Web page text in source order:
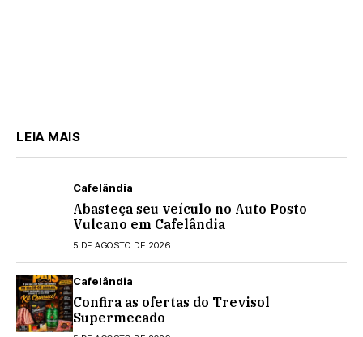
LEIA MAIS
Cafelândia
Abasteça seu veículo no Auto Posto
Vulcano em Cafelândia
5 DE AGOSTO DE 2026
Cafelândia
Confira as ofertas do Trevisol
Supermecado